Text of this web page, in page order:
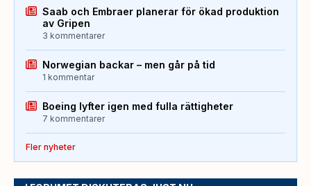
Saab och Embraer planerar för ökad produktion
av Gripen
3 kommentarer
Norwegian backar – men går på tid
1 kommentar
Boeing lyfter igen med fulla rättigheter
7 kommentarer
Fler nyheter